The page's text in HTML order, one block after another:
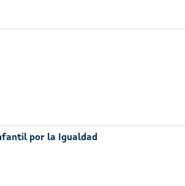
por la Igualdad